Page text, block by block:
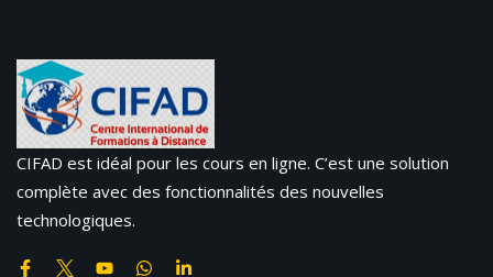
CIFAD est idéal pour les cours en ligne. C’est une solution
complète avec des fonctionnalités des nouvelles
technologiques.